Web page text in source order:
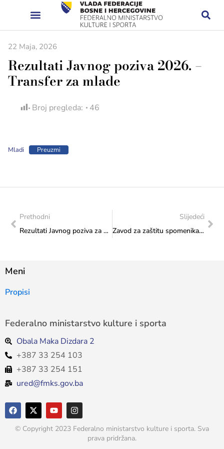
22 Maja, 2026
Rezultati Javnog poziva 2026. –
Transfer za mlade
Broj pregleda: 46
Mladi Preuzmi
Prethodni
Rezultati Javnog poziva za odabir projekata koji će se sufinansirati iz Budžeta FBiH u 2026. godini-Transfer za kulturu od značaja za Federaciju-Program 1., potprogram 1.1. Profesionalni muzički, muzičko-scenski, plesni i filmski festivali
Slijedeći
Zavod za zaštitu spomenika: Izvještaj o izvršenom stručnom konzervatorskom nadzoru nad radovina ma fasadi župne crkve sv. Mihovila Arkanđela u Varešu
Meni
Propisi
Federalno ministarstvo kulture i sporta
Obala Maka Dizdara 2
+387 33 254 103
+387 33 254 151
ured@fmks.gov.ba
© Copyright 2023 Federalno ministarstvo kulture i sporta. Sva
prava pridržana.